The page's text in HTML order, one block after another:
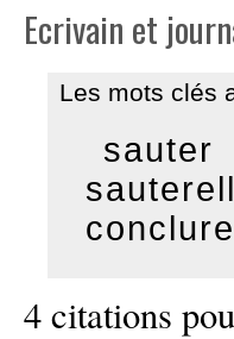
Ecrivain et
Les mots clés
sauter
conclure
4 citations